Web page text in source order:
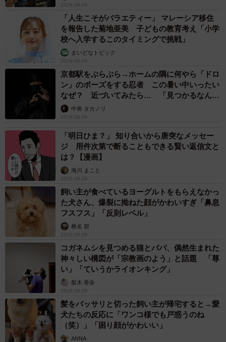
2026.08.06
「人生こそがバラエティー」 マレーシア移住
を報告した菊地亜美 子どもの教育考え「小学
校へ入学するこのタイミングで挑戦」
まいどなトピック
2026.08.06
京都駅をぶらぶら→ホームの隅に何やら「ドロ
ン」のポーズをする忍者 この暑い中いったい
なぜ？ 近づいてみたら… 「見つかるなんて
未熟」中将 タカノリ
2026.08.06
「明日ひま？」 知り合いから唐突なメッセー
ジ 用件次第で断ることもできる賢い返信文と
は？【漫画】
海川 まこと
2026.08.06
飼い主が食べているヨーグルトをもらえなかっ
た犬さん、爆裂に拗ねた顔がかわいすぎ「鼻息
フスフス」「反則レベル」
椎名 碧
2026.08.06
コガネムシを見つめる猫とパパ、偶然生まれた
神々しい構図が「宗教画のよう」と話題 「尊
い」「ていうかライオンキング」
梨木 香奈
2026.08.06
髪をバッサリと切った飼い主が帰宅すると→愛
犬たちの反応に「ワンコ様でも戸惑うのね
（笑）」「困り顔がかわいい」
ANNA